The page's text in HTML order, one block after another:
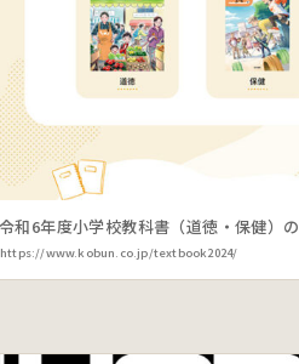
https://www.kobun.co.jp/textbook2024/